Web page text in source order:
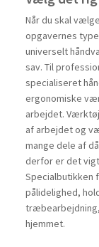
Når du skal
opgavernes
universelt
sav. Til
specialiseret
ergonomiske
arbejdet.
af arbejdet og
mange dele af
derfor er det
pålidelighed,
hjemmet.